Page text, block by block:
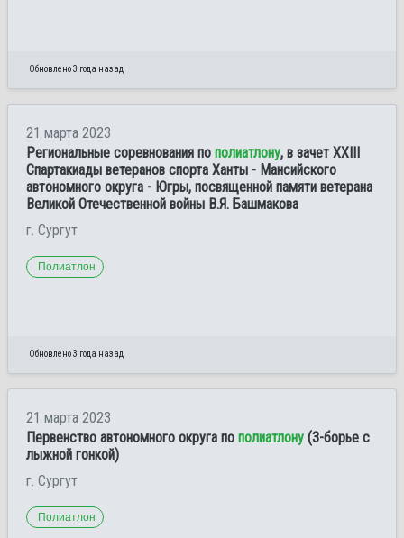
Обновлено 3 года назад
21 марта 2023
Региональные соревнования по полиатлону, в зачет XХIII
Спартакиады ветеранов спорта Ханты - Мансийского
автономного округа - Югры, посвященной памяти ветерана
Великой Отечественной войны В.Я. Башмакова
г. Сургут
Полиатлон
Обновлено 3 года назад
21 марта 2023
Первенство автономного округа по полиатлону (3-борье с
лыжной гонкой)
г. Сургут
Полиатлон